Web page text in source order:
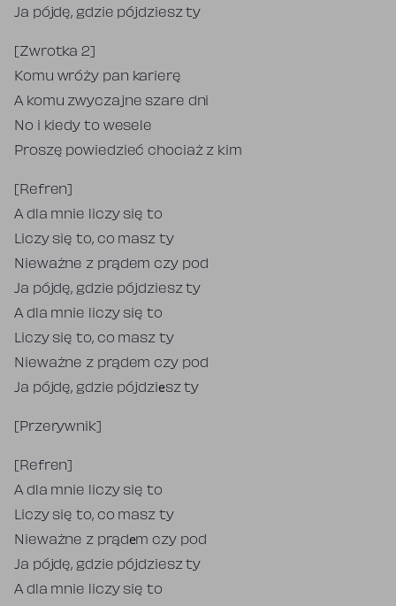
Ja pójdę, gdzie pójdziesz ty
[Zwrotka 2]
Komu wróży pan karierę
A komu zwyczajne szare dni
No i kiedy to wesele
Proszę powiedzieć chociaż z kim
[Refren]
A dla mnie liczy się to
Liczy się to, co masz ty
Nieważne z prądem czy pod
Ja pójdę, gdzie pójdziesz ty
A dla mnie liczy się to
Liczy się to, co masz ty
Nieważne z prądem czy pod
Ja pójdę, gdzie pójdziеsz ty
[Przerywnik]
[Refren]
A dla mnie liczy się to
Liczy się to, co masz ty
Nieważne z prądеm czy pod
Ja pójdę, gdzie pójdziesz ty
A dla mnie liczy się to